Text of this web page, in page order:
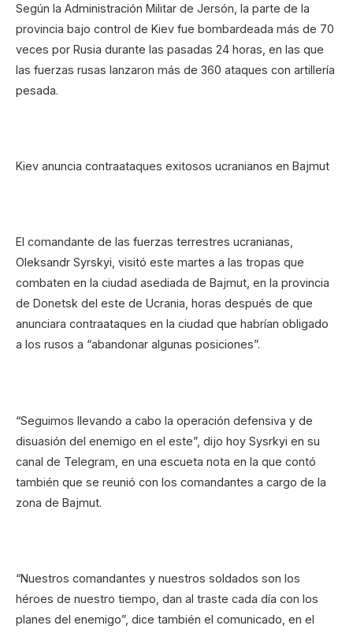
Según la Administración Militar de Jersón, la parte de la
provincia bajo control de Kiev fue bombardeada más de 70
veces por Rusia durante las pasadas 24 horas, en las que
las fuerzas rusas lanzaron más de 360 ataques con artillería
pesada.
Kiev anuncia contraataques exitosos ucranianos en Bajmut
El comandante de las fuerzas terrestres ucranianas,
Oleksandr Syrskyi, visitó este martes a las tropas que
combaten en la ciudad asediada de Bajmut, en la provincia
de Donetsk del este de Ucrania, horas después de que
anunciara contraataques en la ciudad que habrían obligado
a los rusos a “abandonar algunas posiciones”.
“Seguimos llevando a cabo la operación defensiva y de
disuasión del enemigo en el este”, dijo hoy Sysrkyi en su
canal de Telegram, en una escueta nota en la que contó
también que se reunió con los comandantes a cargo de la
zona de Bajmut.
“Nuestros comandantes y nuestros soldados son los
héroes de nuestro tiempo, dan al traste cada día con los
planes del enemigo”, dice también el comunicado, en el